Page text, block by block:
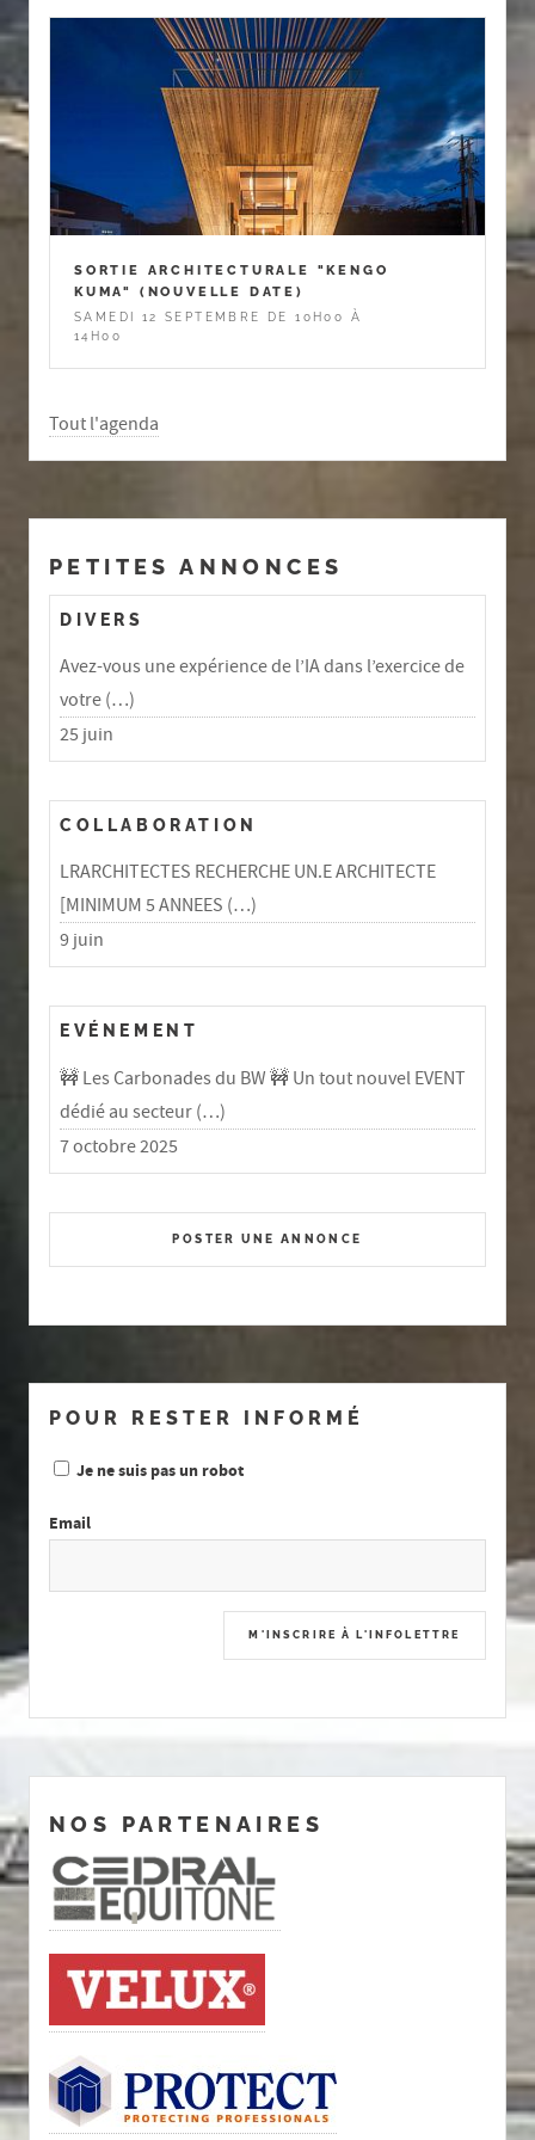
SORTIE ARCHITECTURALE "KENGO
KUMA" (NOUVELLE DATE)
SAMEDI 12 SEPTEMBRE DE 10H00 À
14H00
Tout l'agenda
PETITES ANNONCES
DIVERS
Avez-vous une expérience de l’IA dans l’exercice de
votre (…)
25 juin
COLLABORATION
LRARCHITECTES RECHERCHE UN.E ARCHITECTE
[MINIMUM 5 ANNEES (…)
9 juin
EVÉNEMENT
🚧 Les Carbonades du BW 🚧 Un tout nouvel EVENT
dédié au secteur (…)
7 octobre 2025
POSTER UNE ANNONCE
POUR RESTER INFORMÉ
Je ne suis pas un robot
Email
NOS PARTENAIRES